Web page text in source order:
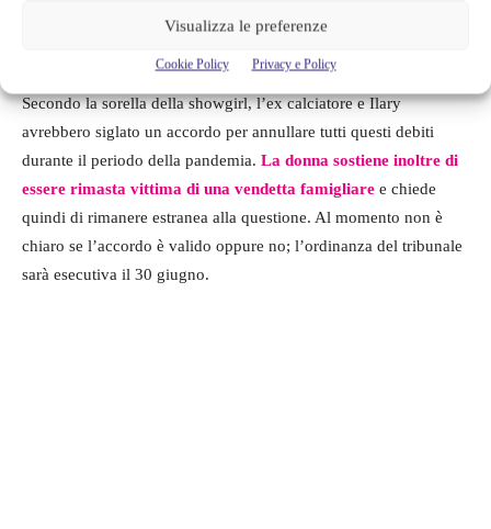
Visualizza le preferenze
Cookie Policy Privacy e Policy
. Totti da parte sua chiede il pagamento di debiti per
Secondo la sorella della showgirl, l’ex calciatore e Ilary
avrebbero siglato un accordo per annullare tutti questi debiti
durante il periodo della pandemia. La donna sostiene inoltre di
essere rimasta vittima di una vendetta famigliare e chiede
quindi di rimanere estranea alla questione. Al momento non è
chiaro se l’accordo è valido oppure no; l’ordinanza del tribunale
sarà esecutiva il 30 giugno.